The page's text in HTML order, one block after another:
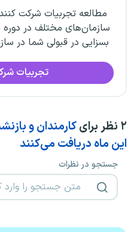
مطالعه تجربیات شرکت
سازمان‌های مختلف در
بسزایی در قبولی شما در
تجربیات
۲ نظر برایکارمندان و
این ماه دریافت می‌کنند
جستجو در نظرات